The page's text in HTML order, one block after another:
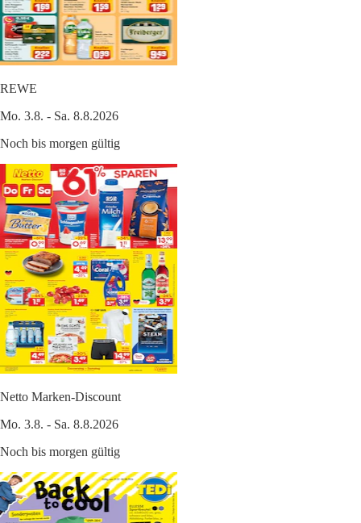
REWE
Mo. 3.8. - Sa. 8.8.2026
Noch bis morgen gültig
Netto Marken-Discount
Mo. 3.8. - Sa. 8.8.2026
Noch bis morgen gültig